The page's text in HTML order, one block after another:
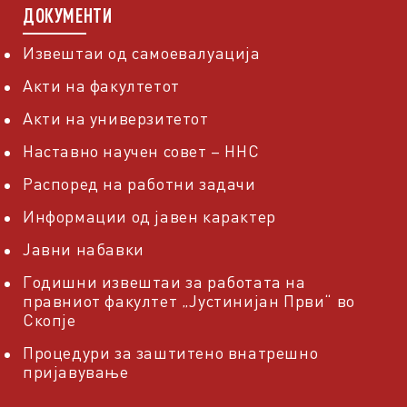
ДОКУМЕНТИ
Извештаи од самоевалуација
Акти на факултетот
Акти на универзитетот
Наставно научен совет – ННС
Распоред на работни задачи
Информации од јавен карактер
Јавни набавки
Годишни извештаи за работата на
правниот факултет „Јустинијан Први“ во
Скопје
Процедури за заштитено внатрешно
пријавување